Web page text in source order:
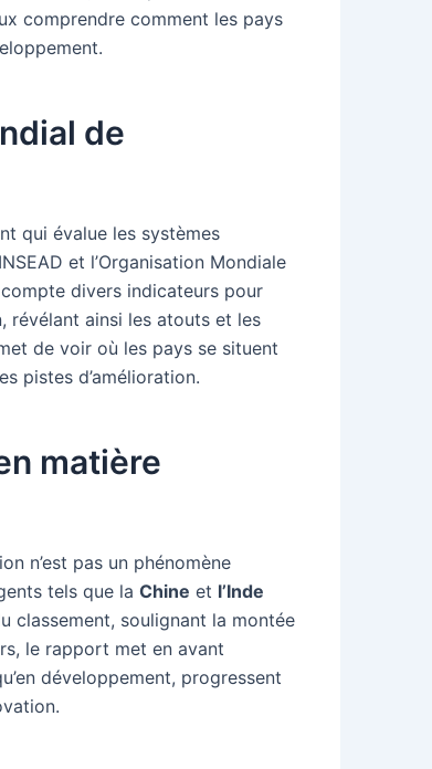
comprendre comment les pays
de
qui évalue les systèmes
et l’Organisation Mondiale
divers indicateurs pour
révélant ainsi les atouts et les
de voir où les pays se situent
pistes d’amélioration.
matière
n’est pas un phénomène
tels que la Chine et l’Inde
classement, soulignant la montée
le rapport met en avant
développement, progressent